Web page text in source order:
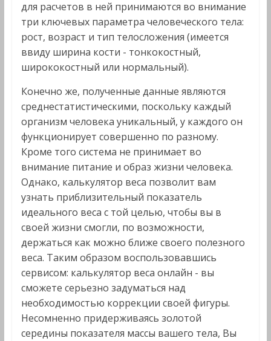
для расчетов в ней принимаются во внимание
три ключевых параметра человеческого тела:
рост, возраст и тип телосложения (имеется
ввиду ширина кости - тонкокостный,
ширококостный или нормальный).
Конечно же, полученные данные являются
среднестатистическими, поскольку каждый
организм человека уникальный, у каждого он
функционирует совершенно по разному.
Кроме того система не принимает во
внимание питание и образ жизни человека.
Однако, калькулятор веса позволит вам
узнать приблизительный показатель
идеального веса с той целью, чтобы вы в
своей жизни смогли, по возможности,
держаться как можно ближе своего полезного
веса. Таким образом воспользовавшись
сервисом: калькулятор веса онлайн - вы
сможете серьезно задуматься над
необходимостью коррекции своей фигуры.
Несомненно придерживаясь золотой
середины показателя массы вашего тела, Вы